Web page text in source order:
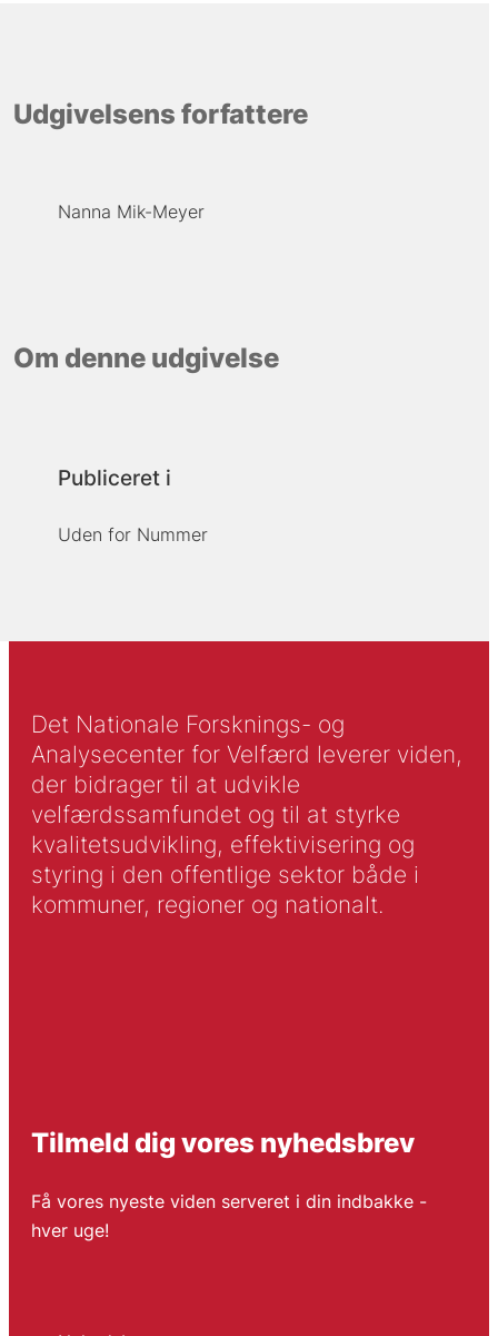
Udgivelsens forfattere
Nanna Mik-Meyer
Om denne udgivelse
Publiceret i
Uden for Nummer
Det Nationale Forsknings- og
Analysecenter for Velfærd leverer viden,
der bidrager til at udvikle
velfærdssamfundet og til at styrke
kvalitetsudvikling, effektivisering og
styring i den offentlige sektor både i
kommuner, regioner og nationalt.
Tilmeld dig vores nyhedsbrev
Få vores nyeste viden serveret i din indbakke -
hver uge!